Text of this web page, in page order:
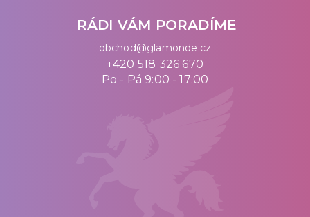
RÁDI VÁM PORADÍME
obchod@glamonde.cz
+420 518 326 670
Po - Pá 9:00 - 17:00